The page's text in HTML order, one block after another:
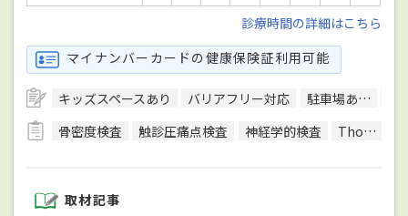
診療時間の詳細はこちら
マイナンバーカードの健康保険証利用可能
キッズスペースあり バリアフリー対応 駐車場あり
骨密度検査
触診圧痛点検査 神経学的検査 Thomsen（トムセン）テスト
取材記事